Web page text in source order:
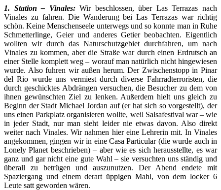
1. Station – Vinales:Wir beschlossen, über Las Terrazas nach
Vinales zu fahren. Die Wanderung bei Las Terrazas war richtig
schön. Keine Menschenseele unterwegs und so konnte man in Ruhe
Schmetterlinge, Geier und anderes Getier beobachten. Eigentlich
wollten wir durch das Naturschutzgebiet durchfahren, um nach
Vinales zu kommen, aber die Straße war durch einen Erdrutsch an
einer Stelle komplett weg – worauf man natürlich nicht hingewiesen
wurde. Also fuhren wir außen herum. Der Zwischenstopp in Pinar
del Rio wurde uns vermiest durch diverse Fahrradterroristen, die
durch geschicktes Abdrängen versuchen, die Besucher zu dem von
ihnen gewünschten Ziel zu lenken. Außerdem hielt uns gleich zu
Beginn der Stadt Michael Jordan auf (er hat sich so vorgestellt), der
uns einen Parkplatz organisieren wollte, weil Salsafestival war – wie
in jeder Stadt, nur man sieht leider nie etwas davon. Also direkt
weiter nach Vinales. Wir nahmen hier eine Lehrerin mit. In Vinales
angekommen, gingen wir in eine Casa Particular (die wurde auch in
Lonely Planet beschrieben) – aber wie es sich herausstellte, es war
ganz und gar nicht eine gute Wahl – sie versuchten uns ständig und
überall zu betrügen und auszunutzen. Der Abend endete mit
Spaziergang und einem derart üppigen Mahl, von dem locker 6
Leute satt geworden wären.